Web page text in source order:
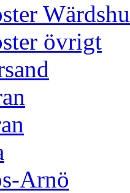
övrigt
Arnö